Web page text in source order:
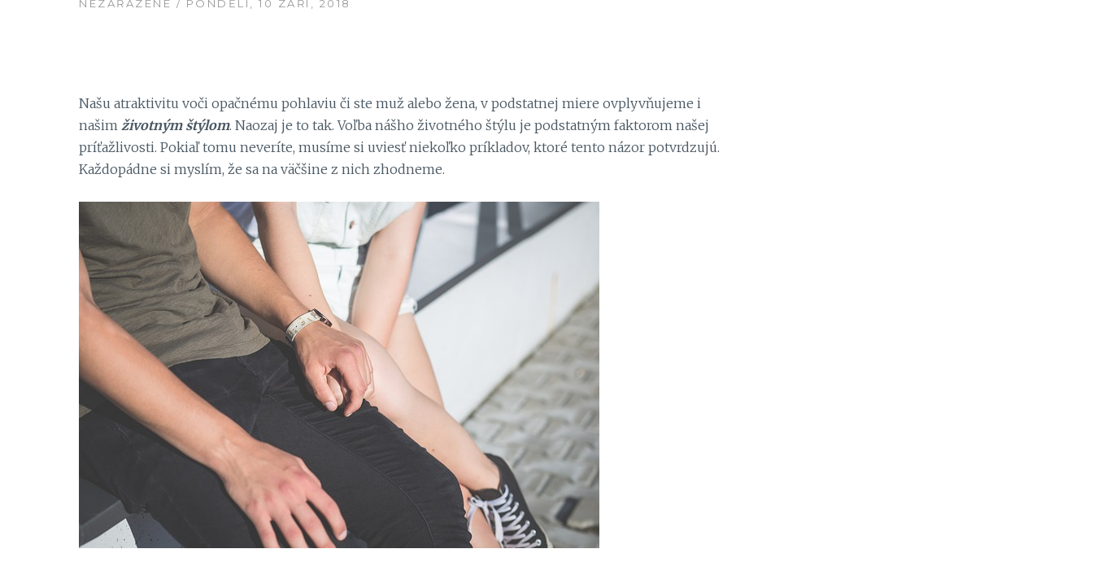
NEZAŘAZENÉ / PONDĚLÍ, 10 ZÁŘÍ, 2018
Našu atraktivitu voči opačnému pohlaviu či ste muž alebo žena, v podstatnej miere ovplyvňujeme i
našim životným štýlom. Naozaj je to tak. Voľba nášho životného štýlu je podstatným faktorom našej
príťažlivosti. Pokiaľ tomu neveríte, musíme si uviesť niekoľko príkladov, ktoré tento názor potvrdzujú.
Každopádne si myslím, že sa na väčšine z nich zhodneme.